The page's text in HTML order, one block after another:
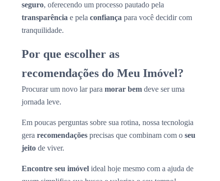
seguro, oferecendo um processo pautado pela
transparência e pela confiança para você decidir com
tranquilidade.
Por que escolher as
recomendações do Meu Imóvel?
Procurar um novo lar para morar bem deve ser uma
jornada leve.
Em poucas perguntas sobre sua rotina, nossa tecnologia
gera recomendações precisas que combinam com o seu
jeito de viver.
Encontre seu imóvel ideal hoje mesmo com a ajuda de